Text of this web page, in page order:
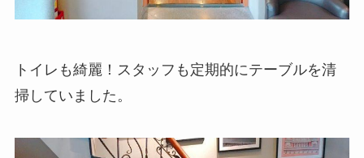
トイレも綺麗！スタッフも定期的にテーブルを清
掃していました。